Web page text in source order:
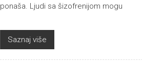
ponaša. Ljudi sa šizofrenijom mogu
Saznaj više